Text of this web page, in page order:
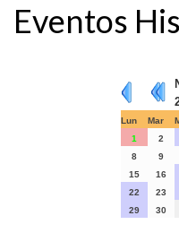
Eventos
Lun Mar
1
2
8
9
15
16
22
23
29
30